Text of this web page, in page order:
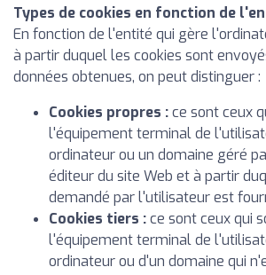
Types de cookies en fonction de
En fonction de l'entité qui gère
à partir duquel les cookies sont
données obtenues, on peut distinguer :
Cookies propres :ce sont ceux
l'équipement terminal de
ordinateur ou un domaine géré
éditeur du site Web et à partir
demandé par l'utilisateur est
Cookies tiers :ce sont ceux qui
l'équipement terminal de
ordinateur ou d'un domaine qui